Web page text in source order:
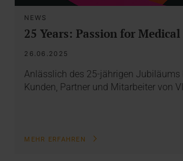
NEWS
25 Years: Passion for Medical
26.06.2025
Anlässlich des 25-jährigen Jubiläums
Kunden, Partner und Mitarbeiter von
MEHR ERFAHREN